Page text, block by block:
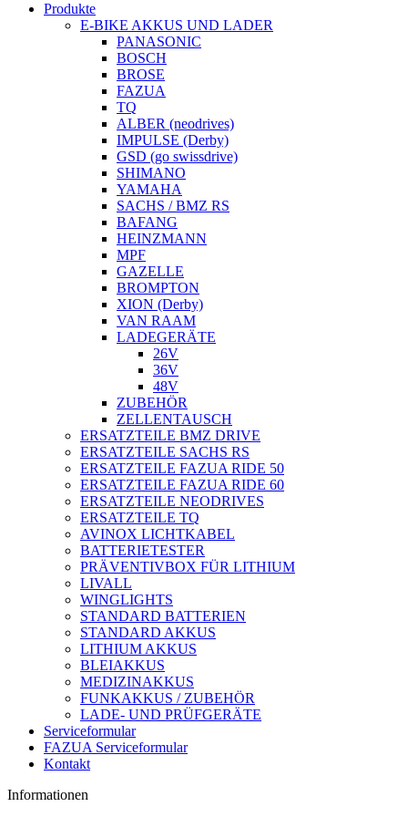
Produkte
E-BIKE AKKUS UND LADER
PANASONIC
BOSCH
BROSE
FAZUA
TQ
ALBER (neodrives)
IMPULSE (Derby)
GSD (go swissdrive)
SHIMANO
YAMAHA
SACHS / BMZ RS
BAFANG
HEINZMANN
MPF
GAZELLE
BROMPTON
XION (Derby)
VAN RAAM
LADEGERÄTE
26V
36V
48V
ZUBEHÖR
ZELLENTAUSCH
ERSATZTEILE BMZ DRIVE
ERSATZTEILE SACHS RS
ERSATZTEILE FAZUA RIDE 50
ERSATZTEILE FAZUA RIDE 60
ERSATZTEILE NEODRIVES
ERSATZTEILE TQ
AVINOX LICHTKABEL
BATTERIETESTER
PRÄVENTIVBOX FÜR LITHIUM
LIVALL
WINGLIGHTS
STANDARD BATTERIEN
STANDARD AKKUS
LITHIUM AKKUS
BLEIAKKUS
MEDIZINAKKUS
FUNKAKKUS / ZUBEHÖR
LADE- UND PRÜFGERÄTE
Serviceformular
FAZUA Serviceformular
Kontakt
Informationen